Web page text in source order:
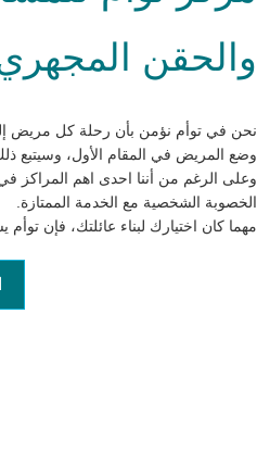
والحقن
نحن في توأم نؤمن بأن رحلة كل مريض
وضع المريض في المقام الأول، وسيتبع
وعلى الرغم من أننا احدى اهم المراكز
الخصوبة الشخصية مع الخدمة الممتازة.
مهما كان اختيارك لبناء عائلتك، فإن